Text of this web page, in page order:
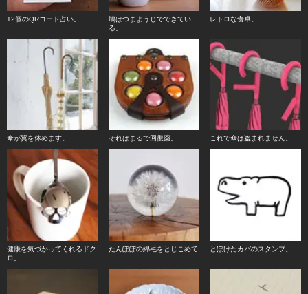
12個のQRコード占い。
鳩はつまようじでできてい
る。
レトロな食卓。
傘が翼を休めます。 それはまるで回復薬。 これで傘は盗まれません。
健康を気づかってくれるドク
ロ。
たんぽぽの綿毛をとじこめて とぼけたカバのスタンプ。